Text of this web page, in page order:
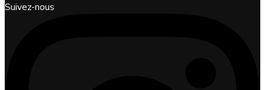
Suivez-nous